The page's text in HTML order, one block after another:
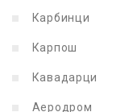
Карбинци
Карпош
Кавадарци
Аеродром